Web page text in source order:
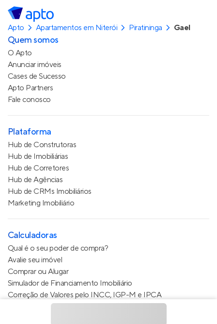
Apto Apartamentos em Niterói Piratininga Gael
Quem somos
O Apto
Anunciar imóveis
Cases de Sucesso
Apto Partners
Fale conosco
Plataforma
Hub de Construtoras
Hub de Imobiliárias
Hub de Corretores
Hub de Agências
Hub de CRMs Imobiliários
Marketing Imobiliário
Calculadoras
Qual é o seu poder de compra?
Avalie seu imóvel
Comprar ou Alugar
Simulador de Financiamento Imobiliário
Correção de Valores pelo INCC, IGP-M e IPCA
Estimativa de valor do condomínio